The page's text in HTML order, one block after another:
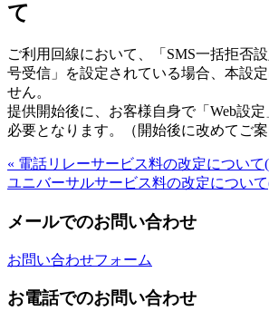
て
ご利用回線において、「SMS一括拒否
号受信」を設定されている場合、本設
せん。
提供開始後に、お客様自身で「Web設
必要となります。（開始後に改めてご案
« 電話リレーサービス料の改定について
ユニバーサルサービス料の改定について
メールでのお問い合わせ
お問い合わせフォーム
お電話でのお問い合わせ